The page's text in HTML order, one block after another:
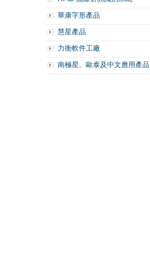
華康字形產品
慧星產品
力衡軟件工廠
南極星、歐泰及中文應用產品